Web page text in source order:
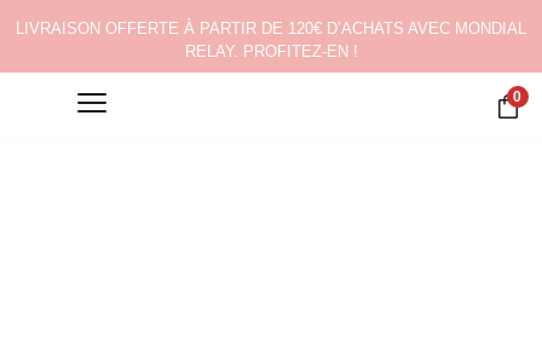
LIVRAISON OFFERTE À PARTIR DE 120€ D’ACHATS AVEC MONDIAL
RELAY. PROFITEZ-EN !
0